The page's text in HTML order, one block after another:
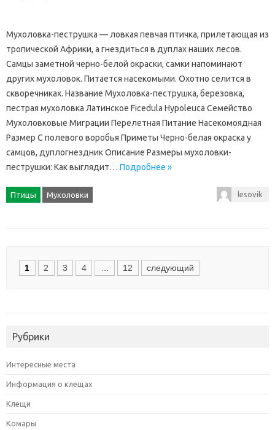
Мухоловка-пеструшка — ловкая певчая птичка, прилетающая из
тропической Африки, а гнездиться в дуплах наших лесов.
Самцы заметной черно-белой окраски, самки напоминают
других мухоловок. Питается насекомыми. Охотно селится в
скворечниках. Название Мухоловка-пеструшка, березовка,
пестрая мухоловка Латинское Ficedula Hypoleuca Семейство
Мухоловковые Миграции Перелетная Питание Насекомоядная
Размер С полевого воробья Приметы Черно-белая окраска у
самцов, дуплогнездник Описание Размеры мухоловки-
пеструшки: Как выглядит… Подробнее »
Птицы Мухоловки lesovik
Posts
1 2 3 4 12 следующий
Рубрики
Интересные места
Информация о клещах
Клещи
Комары